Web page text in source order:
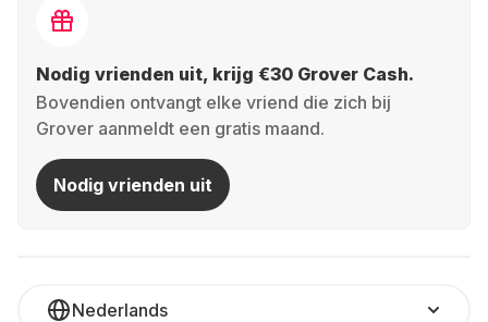
Nodig vrienden uit, krijg €30 Grover Cash.
Bovendien ontvangt elke vriend die zich bij
Grover aanmeldt een gratis maand.
Nodig vrienden uit
Nederlands